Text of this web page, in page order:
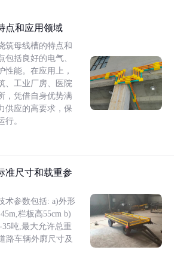
点和应用领域
筑母线槽的特点和
包括良好的电气、
性能。在应用上，
、工业厂房、医院
，凭借自身优势满
供应的高要求，保
行。
准尺寸和载重参
术参数包括: a)外形
栏板高55cm b)
吨,最大允许总重
路车辆外廓尺寸及